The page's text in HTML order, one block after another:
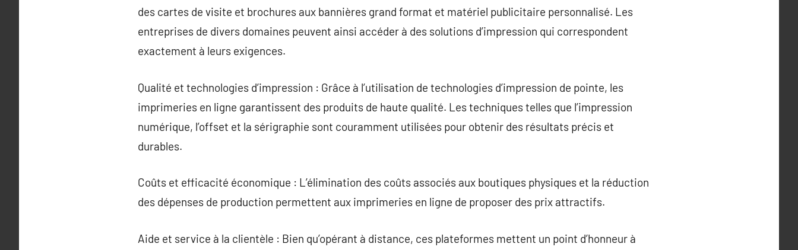
des cartes de visite et brochures aux bannières grand format et matériel publicitaire personnalisé. Les
entreprises de divers domaines peuvent ainsi accéder à des solutions d’impression qui correspondent
exactement à leurs exigences.
Qualité et technologies d’impression : Grâce à l’utilisation de technologies d’impression de pointe, les
imprimeries en ligne garantissent des produits de haute qualité. Les techniques telles que l’impression
numérique, l’offset et la sérigraphie sont couramment utilisées pour obtenir des résultats précis et
durables.
Coûts et efficacité économique : L’élimination des coûts associés aux boutiques physiques et la réduction
des dépenses de production permettent aux imprimeries en ligne de proposer des prix attractifs.
Aide et service à la clientèle : Bien qu’opérant à distance, ces plateformes mettent un point d’honneur à